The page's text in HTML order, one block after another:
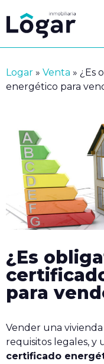
al
contenido
Logar » Venta » ¿Es
energético para
¿Es
para
Vender una
requisitos legales, y
certificado